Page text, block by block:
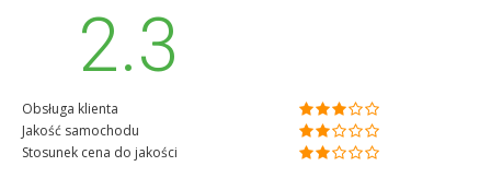
2.3
Obsługa klienta
Jakość samochodu
Stosunek cena do jakości